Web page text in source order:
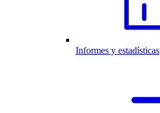
Informes y estadísticas